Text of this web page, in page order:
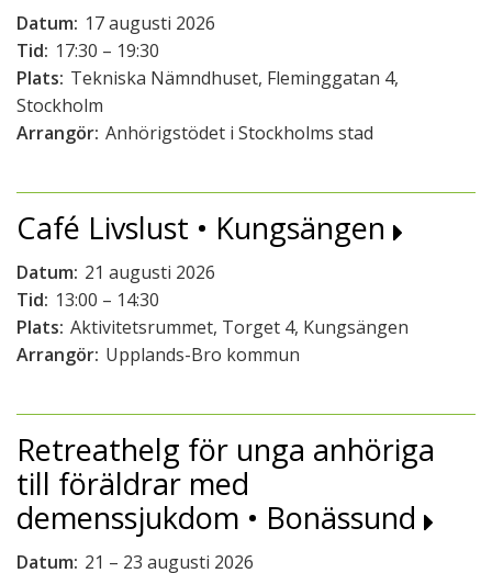
Datum: 17 augusti 2026
Tid: 17:30 – 19:30
Plats: Tekniska Nämndhuset, Fleminggatan 4,
Stockholm
Arrangör: Anhörigstödet i Stockholms stad
Café Livslust • Kungsängen
Datum: 21 augusti 2026
Tid: 13:00 – 14:30
Plats: Aktivitetsrummet, Torget 4, Kungsängen
Arrangör: Upplands-Bro kommun
Retreathelg för unga anhöriga
till föräldrar med
demenssjukdom • Bonässund
Datum: 21 – 23 augusti 2026